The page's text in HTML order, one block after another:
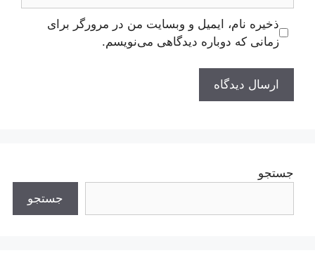
ذخیره نام، ایمیل و وبسایت من در مرورگر برای
زمانی که دوباره دیدگاهی می‌نویسم.
جستجو
جستجو